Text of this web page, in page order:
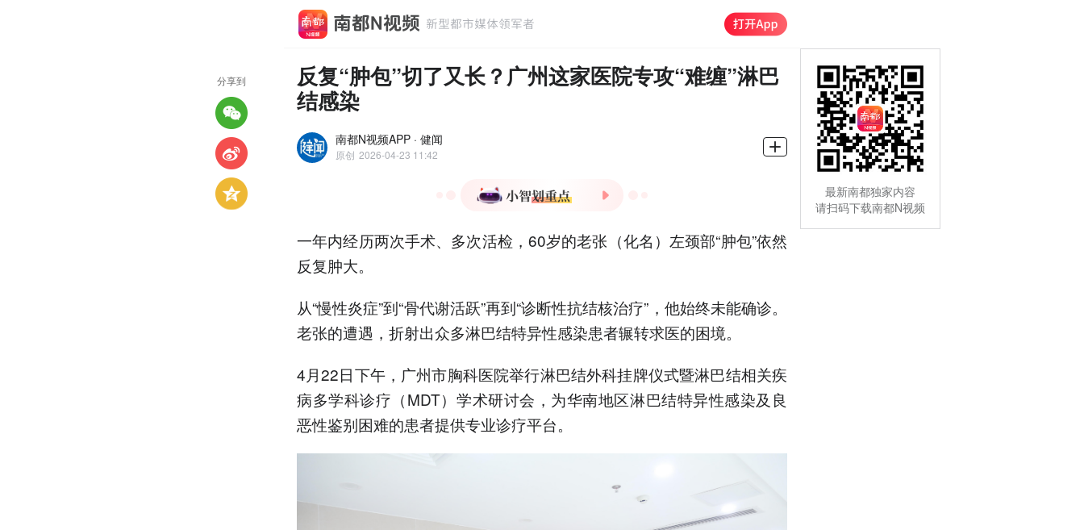
反复“肿包”切了又长？广州这家医院专攻“难缠”淋巴
结感染
南都N视频APP · 健闻
原创 2026-04-23 11:42
结外科，填补华南地区淋巴
科治疗及复杂感染综合治
疗。
诊为普通炎症或肿瘤，导致
不规范治疗和患者心理负
担。
4.科室开通"淋巴结外科门
一年内经历两次手术、多次活检，60岁的老张（化名）左颈部“肿包”依然
反复肿大。
从“慢性炎症”到“骨代谢活跃”再到“诊断性抗结核治疗”，他始终未能确诊。
老张的遭遇，折射出众多淋巴结特异性感染患者辗转求医的困境。
4月22日下午，广州市胸科医院举行淋巴结外科挂牌仪式暨淋巴结相关疾
病多学科诊疗（MDT）学术研讨会，为华南地区淋巴结特异性感染及良
恶性鉴别困难的患者提供专业诊疗平台。
分享到
最新南都独家内容
请扫码下载南都N视频